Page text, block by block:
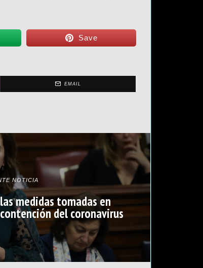
Save
EMAIL
NOTICIA
medidas tomadas en
del coronavirus